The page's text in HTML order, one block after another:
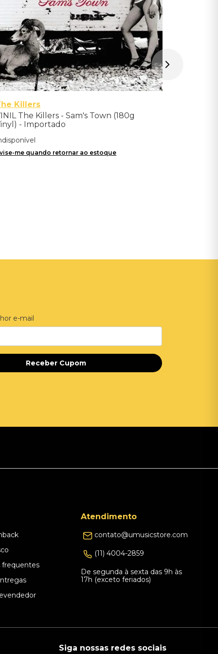
Killers
The Killers - Sam's Town (180g
- Importado
me quando retornar ao estoque
e-mail
Receber Cupom
frequentes
Atendimento
contato@umusicstore.com
(11) 4004-2859
De segunda à sexta das 9h às
17h (exceto feriados)
Siga nossas redes sociais